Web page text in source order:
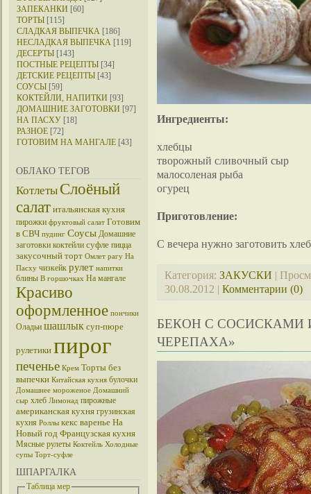
ЗАПЕКАНКИ [60]
ТОРТЫ [115]
СЛАДКАЯ ВЫПЕЧКА [186]
НЕСЛАДКАЯ ВЫПЕЧКА [119]
ДЕСЕРТЫ [143]
ПОСТНЫЕ РЕЦЕПТЫ [34]
ДЕТСКИЕ РЕЦЕПТЫ [43]
СОУСЫ [59]
КОКТЕЙЛИ, НАПИТКИ [93]
ДОМАШНИЕ ЗАГОТОВКИ [97]
НА ПАСХУ [18]
РАЗНОЕ [72]
ГОТОВИМ НА МАНГАЛЕ [43]
ОБЛАКО ТЕГОВ
Котлеты Слоёный
салат итальянская кухня
пирожки фруктовый салат Готовим
в СВЧ пудинг Соусы Домашние
заготовки коктейли суфле пицца
закусочный торт Омлет рагу На
Пасху чизкейк рулет напитки
блины В горшочках На мангале
Красиво
оформленное пончики
Оладьи шашлык суп-пюре
рулетики пирог
печенье Крем Торты без
выпечки Китайская кухня булочки
Домашнее мороженое Домашний
сыр хлеб Лимонад пирожные
американская кухня грузинская
кухня Роллы кекс варенье На
Новый год Французская кухня
Мясные рулеты Коктейль Холодные
супы Торт-суфле
ШПАРГАЛКА
Таблица мер
Ингредиенты:
хлебцы
творожный сливочный сыр
малосоленая рыба
огурец
Приготовление:
С вечера нужно заготовить
Категория: ЗАКУСКИ |
30.08.2012 | Комментарии (0)
БЕКОН С СОСИСКАМИ
ЧЕРЕПАХА»